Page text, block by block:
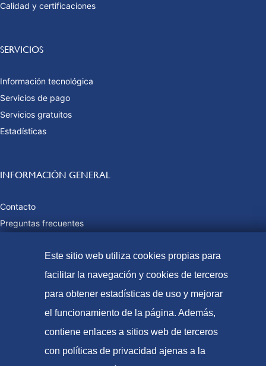
Calidad y certificaciones
SERVICIOS
Información tecnológica
Servicios de pago
Servicios gratuitos
Estadísticas
INFORMACIÓN GENERAL
Contacto
Preguntas frecuentes
Formas de pago
Aviso Legal
Este sitio web utiliza cookies propias para
facilitar la navegación y cookies de terceros
para obtener estadísticas de uso y mejorar
el funcionamiento de la página. Además,
contiene enlaces a sitios web de terceros
con políticas de privacidad ajenas a la